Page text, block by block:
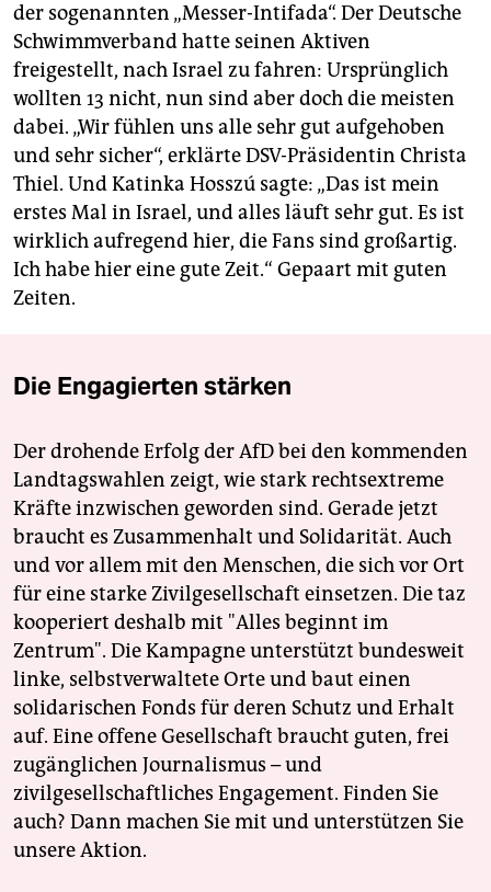
der sogenannten „Messer-Intifada“. Der Deutsche
Schwimmverband hatte seinen Aktiven
freigestellt, nach Israel zu fahren: Ursprünglich
wollten 13 nicht, nun sind aber doch die meisten
dabei. „Wir fühlen uns alle sehr gut aufgehoben
und sehr sicher“, erklärte DSV-Präsidentin Christa
Thiel. Und Katinka Hosszú sagte: „Das ist mein
erstes Mal in Israel, und alles läuft sehr gut. Es ist
wirklich aufregend hier, die Fans sind großartig.
Ich habe hier eine gute Zeit.“ Gepaart mit guten
Zeiten.
Die Engagierten stärken
Der drohende Erfolg der AfD bei den kommenden
Landtagswahlen zeigt, wie stark rechtsextreme
Kräfte inzwischen geworden sind. Gerade jetzt
braucht es Zusammenhalt und Solidarität. Auch
und vor allem mit den Menschen, die sich vor Ort
für eine starke Zivilgesellschaft einsetzen. Die taz
kooperiert deshalb mit "Alles beginnt im
Zentrum". Die Kampagne unterstützt bundesweit
linke, selbstverwaltete Orte und baut einen
solidarischen Fonds für deren Schutz und Erhalt
auf. Eine offene Gesellschaft braucht guten, frei
zugänglichen Journalismus – und
zivilgesellschaftliches Engagement. Finden Sie
auch? Dann machen Sie mit und unterstützen Sie
unsere Aktion.